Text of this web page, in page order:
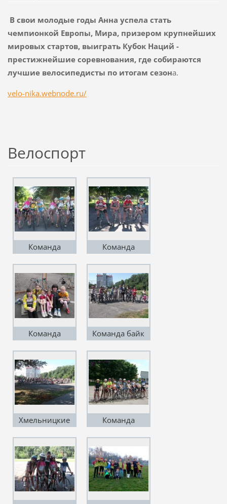
В свои молодые годы Анна успела стать
чемпионкой Европы, Мира, призером крупнейших
мировых стартов, выиграть Кубок Наций -
престижнейшие соревнования, где собираются
лучшие велосипедисты по итогам сезона.
velo-nika.webnode.ru/
Велоспорт
Команда
Довгополой Т И
Команда
Команда
Команда байк
Хмельницкие
Команда
Кондрут В.И